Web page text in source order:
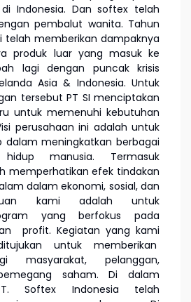
Indonesia. Dan softex telah
pembalut wanita. Tahun
telah memberikan dampaknya
produk luar yang masuk ke
lagi dengan puncak krisis
Asia & Indonesia. Untuk
tersebut PT SI menciptakan
untuk memenuhi kebutuhan
perusahaan ini adalah untuk
dalam meningkatkan berbagai
manusia. Termasuk
memperhatikan efek tindakan
dalam ekonomi, sosial, dan
kami adalah untuk
yang berfokus pada
profit. Kegiatan yang kami
untuk memberikan
masyarakat, pelanggan,
saham. Di dalam
Softex Indonesia telah